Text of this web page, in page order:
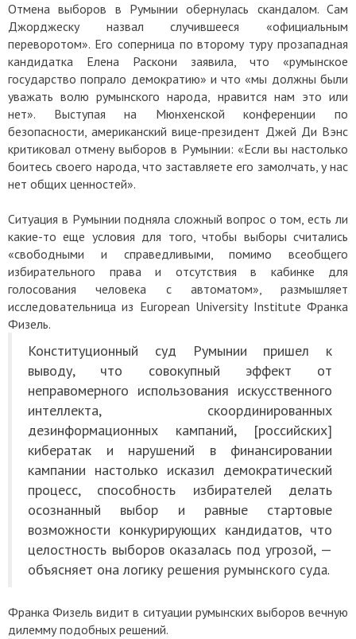
Отмена выборов в Румынии обернулась скандалом. Сам
Джорджеску назвал случившееся «официальным
переворотом». Его соперница по второму туру прозападная
кандидатка Елена Раскони заявила, что «румынское
государство попрало демократию» и что «мы должны были
уважать волю румынского народа, нравится нам это или
нет». Выступая на Мюнхенской конференции по
безопасности, американский вице-президент Джей Ди Вэнс
критиковал отмену выборов в Румынии: «Если вы настолько
боитесь своего народа, что заставляете его замолчать, у нас
нет общих ценностей».
Ситуация в Румынии подняла сложный вопрос о том, есть ли
какие-то еще условия для того, чтобы выборы считались
«свободными и справедливыми, помимо всеобщего
избирательного права и отсутствия в кабинке для
голосования человека с автоматом», размышляет
исследовательница из European University Institute Франка
Физель.
Конституционный суд Румынии пришел к
выводу, что совокупный эффект от
неправомерного использования искусственного
интеллекта, скоординированных
дезинформационных кампаний, [российских]
кибератак и нарушений в финансировании
кампании настолько исказил демократический
процесс, способность избирателей делать
осознанный выбор и равные стартовые
возможности конкурирующих кандидатов, что
целостность выборов оказалась под угрозой, —
объясняет она логику решения румынского суда.
Франка Физель видит в ситуации румынских выборов вечную
дилемму подобных решений.